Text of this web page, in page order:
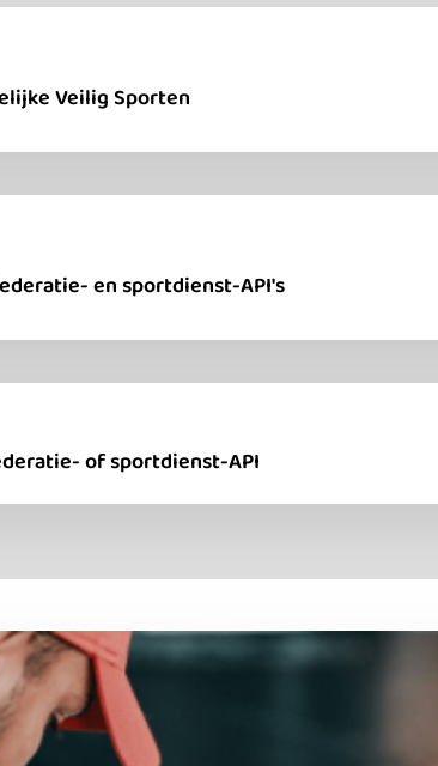
Veilig Sporten
en sportdienst-API's
of sportdienst-API